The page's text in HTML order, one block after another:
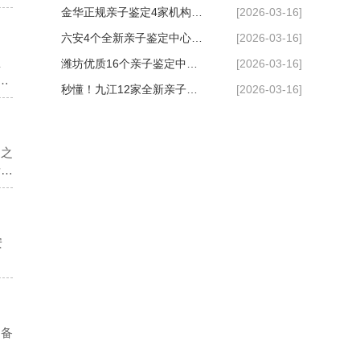
超全一览（附2026年机构信
息）
金华正规亲子鉴定4家机构名
录整理（附地址汇总）
[2026-03-16]
六安4个全新亲子鉴定中心超
全一览（附2026年机构信
息）
[2026-03-16]
潍坊优质16个亲子鉴定中心
列表（附2026年度鉴定地
[2026-03-16]
秒懂！九江12家全新亲子鉴
[2026-03-16]